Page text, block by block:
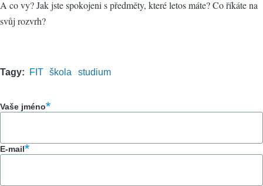
A co vy? Jak jste spokojeni s předměty, které letos máte? Co říkáte na
svůj rozvrh?
Tagy FIT škola studium
Vaše jméno
E-mail